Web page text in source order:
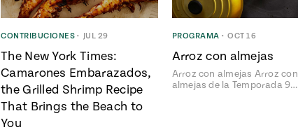
CONTRIBUCIONES • JUL 29
The New York Times:
Camarones Embarazados,
the Grilled Shrimp Recipe
That Brings the Beach to
You
PROGRAMA • OCT 16
Arroz con almejas
Arroz con almejas Arroz con
almejas de la Temporada 9…